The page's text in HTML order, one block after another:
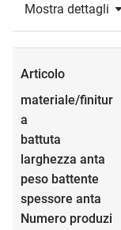
Mostra dettagli